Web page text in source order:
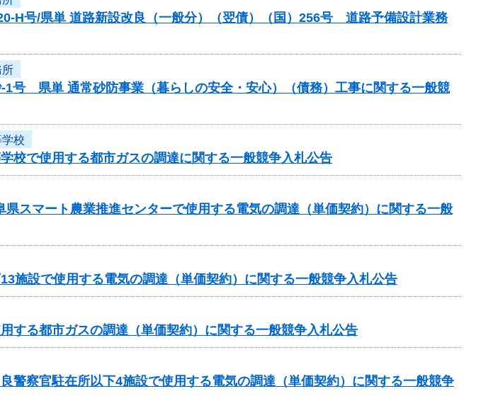
H号/県単 道路新設改良（一般分）（翌債）（国）256号 道路予備設計業務
所
-1号 県単 通常砂防事業（暮らしの安全・安心）（債務）工事に関する一般競
校
校で使用する都市ガスの調達に関する一般競争入札公告
スマート農業推進センターで使用する電気の調達（単価契約）に関する一般
施設で使用する電気の調達（単価契約）に関する一般競争入札公告
する都市ガスの調達（単価契約）に関する一般競争入札公告
察官駐在所以下4施設で使用する電気の調達（単価契約）に関する一般競争